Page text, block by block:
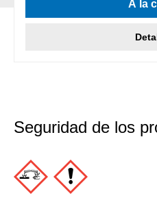
A la
Seguridad de los